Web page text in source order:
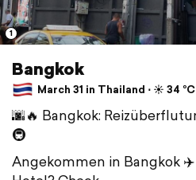
1
Bangkok
March 31 in Thailand ⋅ ☀️ 34 °C
🌆🔥 Bangkok:
🚇
Angekommen in Bangkok ✈️